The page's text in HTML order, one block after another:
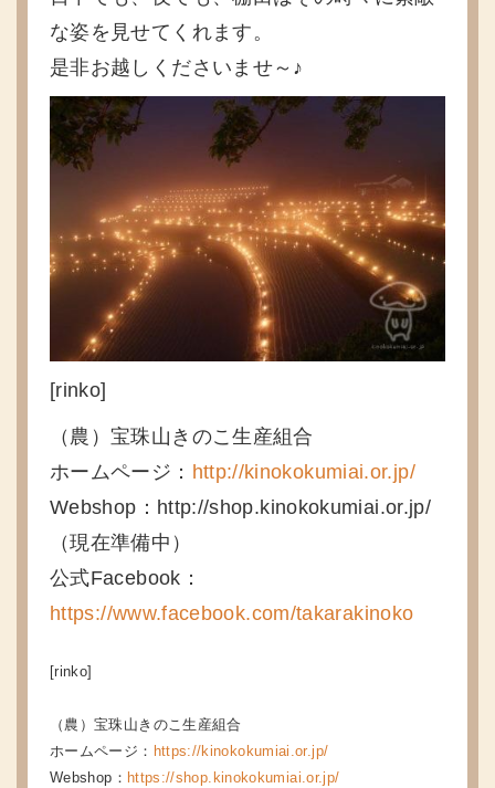
な姿を見せてくれます。
是非お越しくださいませ～♪
[rinko]
（農）宝珠山きのこ生産組合
ホームページ： http://kinokokumiai.or.jp/
Webshop：http://shop.kinokokumiai.or.jp/
（現在準備中）
公式Facebook：
https://www.facebook.com/takarakinoko
[rinko]
（農）宝珠山きのこ生産組合
ホームページ： https://kinokokumiai.or.jp/
Webshop： https://shop.kinokokumiai.or.jp/